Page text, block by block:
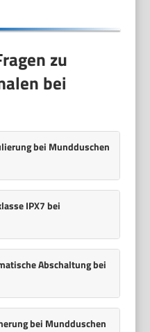
zu
bei
bei Mundduschen
IPX7 bei
Abschaltung bei
bei Mundduschen